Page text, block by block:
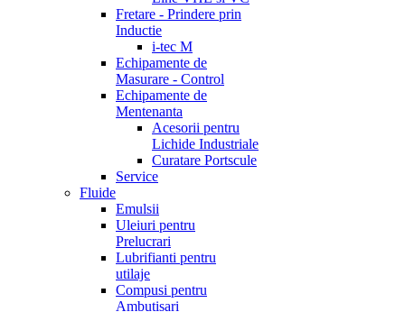
Fretare - Prindere prin
Inductie
i-tec M
Echipamente de
Masurare - Control
Echipamente de
Mentenanta
Acesorii pentru
Lichide Industriale
Curatare Portscule
Service
Fluide
Emulsii
Uleiuri pentru
Prelucrari
Lubrifianti pentru
utilaje
Compusi pentru
Ambutisari